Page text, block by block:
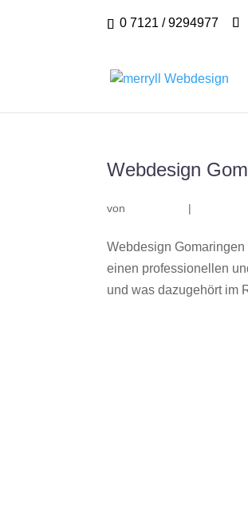
0 7121 / 9294977
Webdesign
von |
Webdesign
einen professionellen
und was dazugehört im